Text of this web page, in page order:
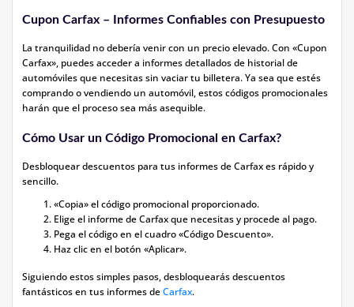
Cupon Carfax – Informes Confiables con Presupuesto
La tranquilidad no debería venir con un precio elevado. Con «Cupon
Carfax», puedes acceder a informes detallados de historial de
automóviles que necesitas sin vaciar tu billetera. Ya sea que estés
comprando o vendiendo un automóvil, estos códigos promocionales
harán que el proceso sea más asequible.
Cómo Usar un Código Promocional en Carfax?
Desbloquear descuentos para tus informes de Carfax es rápido y
sencillo.
«Copia» el código promocional proporcionado.
Elige el informe de Carfax que necesitas y procede al pago.
Pega el código en el cuadro «Código Descuento».
Haz clic en el botón «Aplicar».
Siguiendo estos simples pasos, desbloquearás descuentos
fantásticos en tus informes deCarfax.